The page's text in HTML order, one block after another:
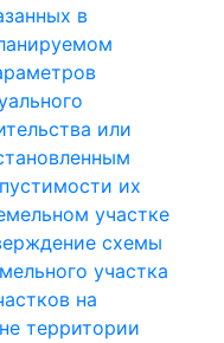
в
или
их
участке
схемы
участка
на
территории